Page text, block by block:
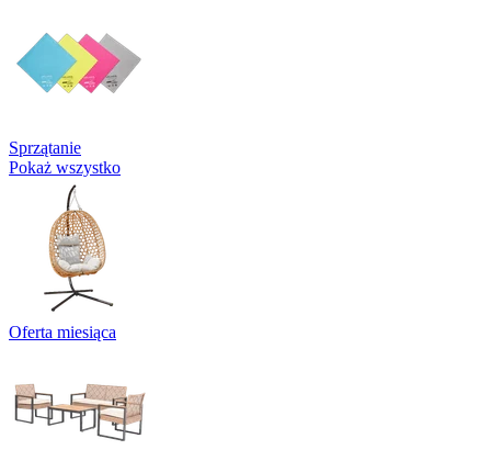
Sprzątanie
Pokaż wszystko
Oferta miesiąca